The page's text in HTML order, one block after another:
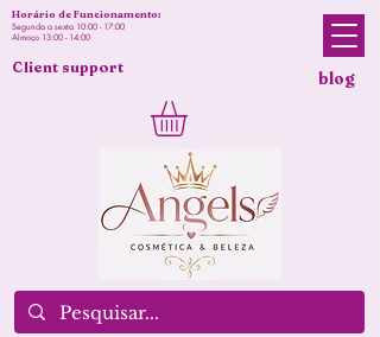
blog
Horário de Funcionamento:
Segunda a sexta 10:00 - 17:00
Almoço 13:00 - 14:00
Client support